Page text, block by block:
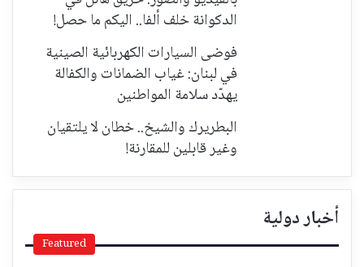
الدكوانة خلف ألفا.. اليكم ما حصل!
فوضى السيارات الكهربائية الصينية
في لبنان: غياب الضمانات والكفالة
يهدّد سلامة المواطنين
البطريرك والشيخ.. خطان لا يلتقيان
وغير قابلين للمقارنة!
أخبار دولية
Featured